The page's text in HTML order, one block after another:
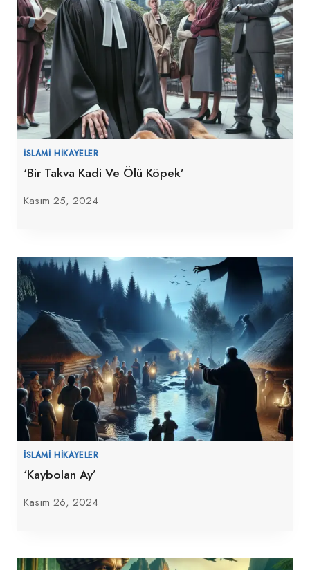
İSLAMI HIKAYELER
‘Bir Takva Kadi Ve Ölü Köpek’
Kasım 25, 2024
İSLAMI HIKAYELER
‘Kaybolan Ay’
Kasım 26, 2024